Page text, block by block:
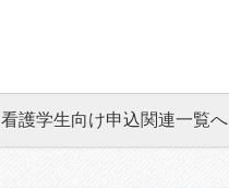
看護学生向け申込関連一覧へ